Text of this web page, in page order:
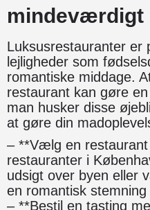
mindeværdigt
Luksusrestauranter
lejligheder som
romantiske middage.
restaurant kan gøre
man husker disse
at gøre din
– **Vælg en
restauranter i
udsigt over byen eller
en romantisk
– **Bestil en tasting